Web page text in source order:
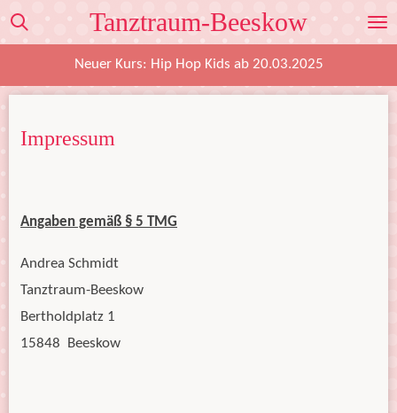
Zum
Hauptinhalt
Tanztraum-Beeskow
Neuer Kurs: Hip Hop Kids ab 20.03.2025
Impressum
Angaben gemäß § 5 TMG
Andrea Schmidt
Tanztraum-Beeskow
Bertholdplatz 1
15848 Beeskow